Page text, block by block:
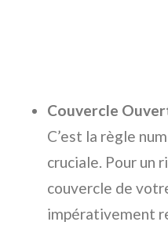
Couvercle
C’est la règle
cruciale. Pour un
couvercle de
impérativement